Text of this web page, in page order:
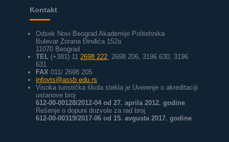
Kontakt
Odsek Novi Beograd Akademije Politehnika
Bulevar Zorana Đinđića 152a
11070 Beograd
TEL (+381) 112698 222, 2698 206, 3196 630, 3196
631
FAX 011/ 2698 205
infovts@assb.edu.rs
Visoka turistička škola stekla je Uverenje o akreditaciji
ustanove broj
612-00-00128/2012-04 od 27. aprila 2012. godine
Rešenje o dopuni dozvole za rad broj
612-00-00319/2017-06 od 15. avgusta 2017. godine